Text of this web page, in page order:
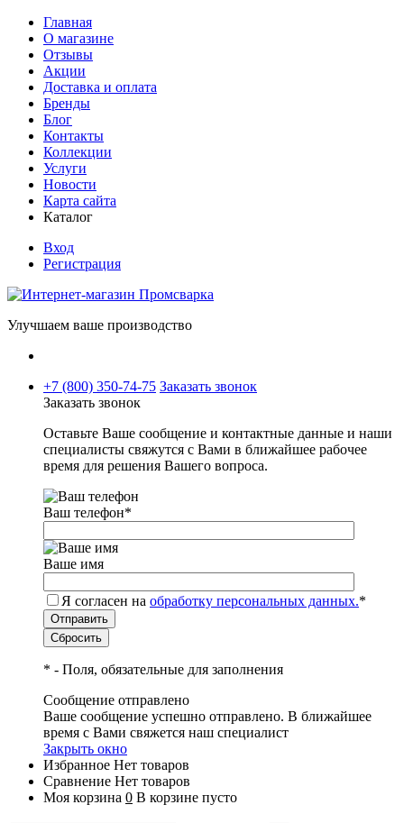
Главная
О магазине
Отзывы
Акции
Доставка и оплата
Бренды
Блог
Контакты
Коллекции
Услуги
Новости
Карта сайта
Каталог
Вход
Регистрация
Улучшаем ваше производство
+7 (800) 350-74-75 Заказать звонок
Заказать звонок
Оставьте Ваше сообщение и контактные данные и наши
специалисты свяжутся с Вами в ближайшее рабочее
время для решения Вашего вопроса.
Ваш телефон*
Ваше имя
Я согласен на обработку персональных данных.*
* - Поля, обязательные для заполнения
Сообщение отправлено
Ваше сообщение успешно отправлено. В ближайшее
время с Вами свяжется наш специалист
Закрыть окно
Избранное Нет товаров
Сравнение Нет товаров
Моя корзина 0 В корзине пусто